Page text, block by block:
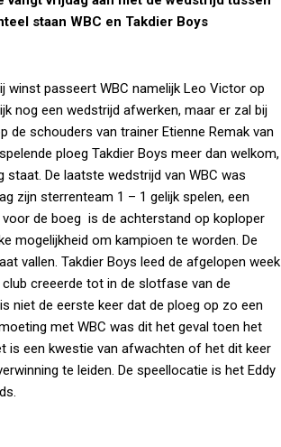
staan WBC en Takdier Boys
winst passeert WBC namelijk Leo Victor op
nog een wedstrijd afwerken, maar er zal bij
de schouders van trainer Etienne Remak van
ploeg Takdier Boys meer dan welkom,
De laatste wedstrijd van WBC was
zijn sterrenteam 1 – 1 gelijk spelen, een
de boeg is de achterstand op koploper
mogelijkheid om kampioen te worden. De
vallen. Takdier Boys leed de afgelopen week
creeerde tot in de slotfase van de
niet de eerste keer dat de ploeg op zo een
met WBC was dit het geval toen het
is een kwestie van afwachten of het dit keer
te leiden. De speellocatie is het Eddy